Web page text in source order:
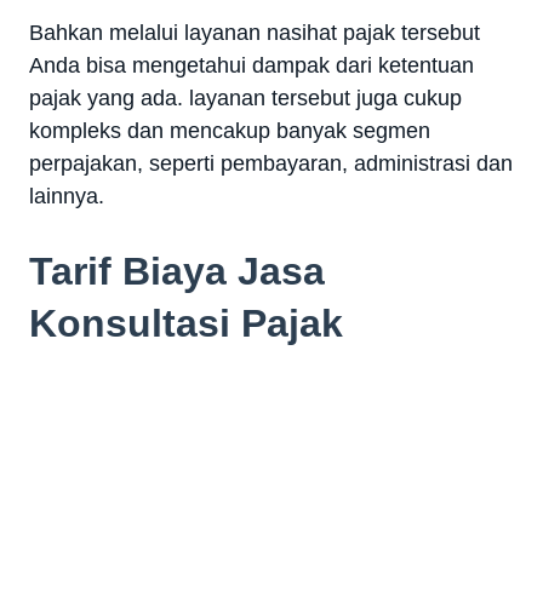
Bahkan melalui layanan nasihat pajak tersebut
Anda bisa mengetahui dampak dari ketentuan
pajak yang ada. layanan tersebut juga cukup
kompleks dan mencakup banyak segmen
perpajakan, seperti pembayaran, administrasi dan
lainnya.
Tarif Biaya Jasa
Konsultasi Pajak